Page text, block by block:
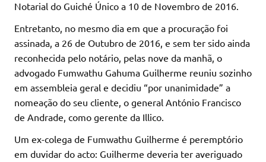
Notarial do Guiché Único a 10 de Novembro de 2016.
Entretanto, no mesmo dia em que a procuração foi
assinada, a 26 de Outubro de 2016, e sem ter sido ainda
reconhecida pelo notário, pelas nove da manhã, o
advogado Fumwathu Gahuma Guilherme reuniu sozinho
em assembleia geral e decidiu “por unanimidade” a
nomeação do seu cliente, o general António Francisco
de Andrade, como gerente da Illico.
Um ex-colega de Fumwathu Guilherme é peremptório
em duvidar do acto: Guilherme deveria ter averiguado